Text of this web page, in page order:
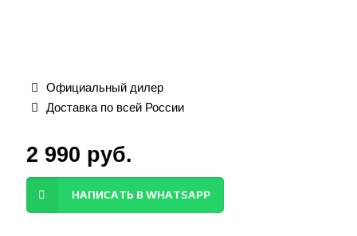
Официальный дилер
Доставка по всей России
2 990 руб.
НАПИСАТЬ В WHATSAPP